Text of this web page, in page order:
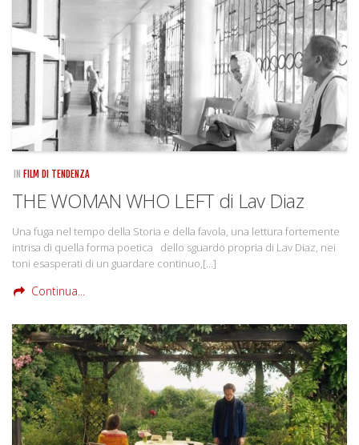
Copertine
Come eravamo
Mnemosyne
IN FILM DI TENDENZA
THE WOMAN WHO LEFT di Lav Diaz
Una fuga nel tempo della Storia e della favola, una lettura fortemente
intrisa di quella forma poetica dello sguardo propria di Lav Diaz, nei
toni esasperati di un guardare continuo,[…]
Continua...